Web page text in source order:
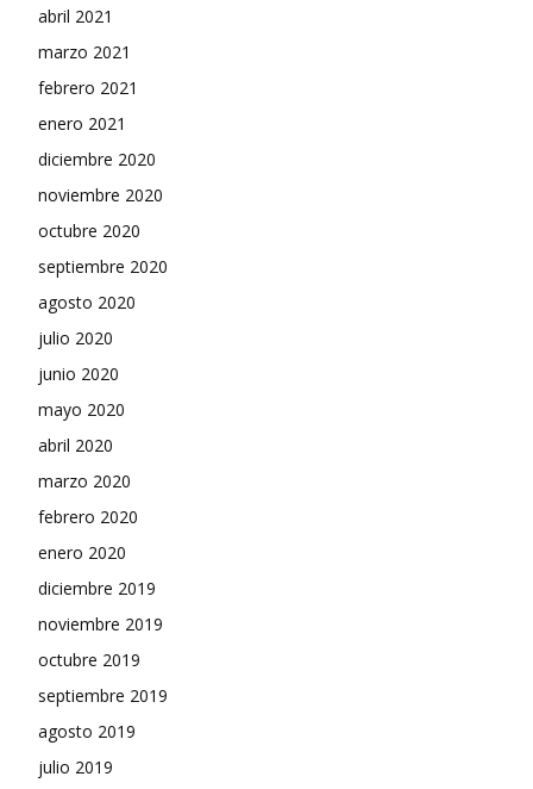
abril 2021
marzo 2021
febrero 2021
enero 2021
diciembre 2020
noviembre 2020
octubre 2020
septiembre 2020
agosto 2020
julio 2020
junio 2020
mayo 2020
abril 2020
marzo 2020
febrero 2020
enero 2020
diciembre 2019
noviembre 2019
octubre 2019
septiembre 2019
agosto 2019
julio 2019